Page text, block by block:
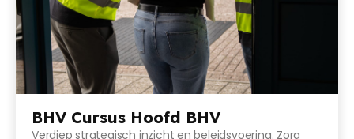
BHV Cursus Hoofd BHV
Verdiep strategisch inzicht en beleidsvoering. Zorg